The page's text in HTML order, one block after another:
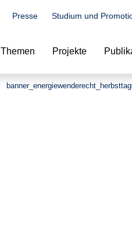
Presse Studium und
Themen Projekte